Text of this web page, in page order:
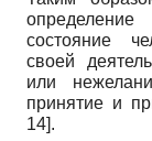
состояние
своей
или
принятие и
14].